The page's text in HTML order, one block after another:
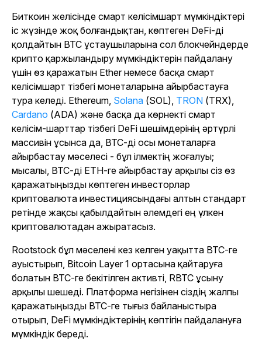
Биткоин желісінде смарт келісімшарт мүмкіндіктері
іс жүзінде жоқ болғандықтан, көптеген DeFi-ді
қолдайтын BTC ұстаушыларына сол блокчейндерде
крипто қаржыландыру мүмкіндіктерін пайдалану
үшін өз қаражатын Ether немесе басқа смарт
келісімшарт тізбегі монеталарына айырбастауға
тура келеді. Ethereum, Solana (SOL), TRON (TRX),
Cardano (ADA) және басқа да көрнекті смарт
келісім-шарттар тізбегі DeFi шешімдерінің әртүрлі
массивін ұсынса да, BTC-ді осы монеталарға
айырбастау мәселесі - бұл ілмектің жоғалуы;
мысалы, BTC-ді ETH-ге айырбастау арқылы сіз өз
қаражатыңызды көптеген инвесторлар
криптовалюта инвестициясындағы алтын стандарт
ретінде жақсы қабылдайтын әлемдегі ең үлкен
криптовалютадан ажыратасыз.
Rootstock бұл мәселені кез келген уақытта BTC-ге
ауыстырып, Bitcoin Layer 1 ортасына қайтаруға
болатын BTC-ге бекітілген активті, RBTC ұсыну
арқылы шешеді. Платформа негізінен сіздің жалпы
қаражатыңызды BTC-ге тығыз байланыстыра
отырып, DeFi мүмкіндіктерінің көптігін пайдалануға
мүмкіндік береді.